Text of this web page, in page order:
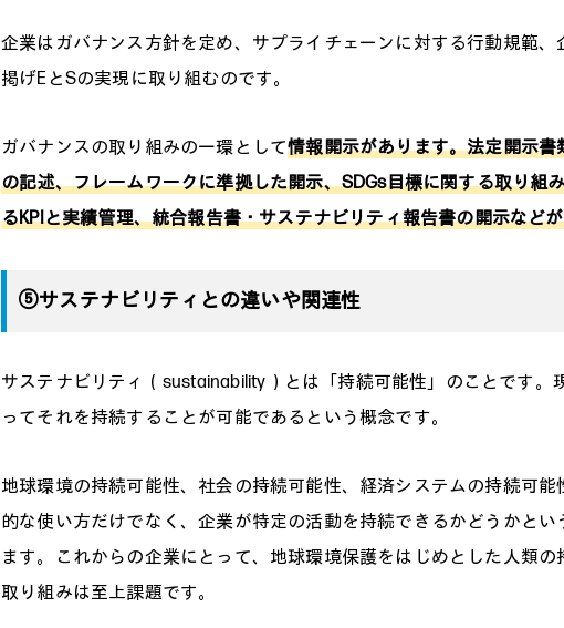
企業はガバナンス方針を定め、サプライチェーンに対する行動規範、
掲げEとSの実現に取り組むのです。
ガバナンスの取り組みの一環として情報開示があります。法定開示書
の記述、フレームワークに準拠した開示、SDGs目標に関する取り組
るKPIと実績管理、統合報告書・サステナビリティ報告書の開示など
⑤サステナビリティとの違いや関連性
サステナビリティ（sustainability）とは「持続可能性」のことです。
ってそれを持続することが可能であるという概念です。
地球環境の持続可能性、社会の持続可能性、経済システムの持続可能
的な使い方だけでなく、企業が特定の活動を持続できるかどうかとい
ます。これからの企業にとって、地球環境保護をはじめとした人類の
取り組みは至上課題です。